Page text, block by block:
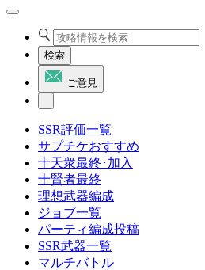
検索
ご意見
SSR評価一覧
サプチケおすすめ
十天衆最終･加入
十賢者最終
理想武器編成
ジョブ一覧
パーティ編成投稿
SSR武器一覧
マルチバトル